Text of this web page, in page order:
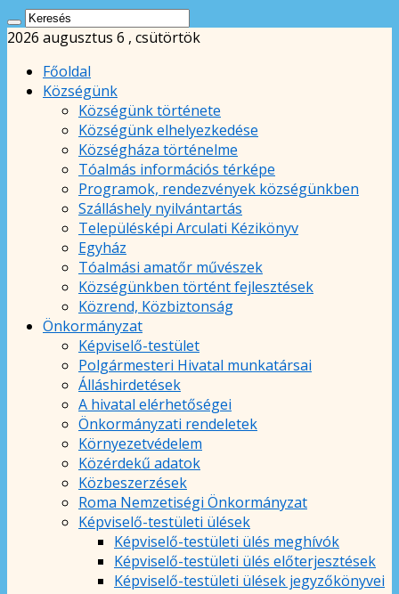
2026 augusztus 6 , csütörtök
Főoldal
Községünk
Községünk története
Községünk elhelyezkedése
Községháza történelme
Tóalmás információs térképe
Programok, rendezvények községünkben
Szálláshely nyilvántartás
Településképi Arculati Kézikönyv
Egyház
Tóalmási amatőr művészek
Községünkben történt fejlesztések
Közrend, Közbiztonság
Önkormányzat
Képviselő-testület
Polgármesteri Hivatal munkatársai
Álláshirdetések
A hivatal elérhetőségei
Önkormányzati rendeletek
Környezetvédelem
Közérdekű adatok
Közbeszerzések
Roma Nemzetiségi Önkormányzat
Képviselő-testületi ülések
Képviselő-testületi ülés meghívók
Képviselő-testületi ülés előterjesztések
Képviselő-testületi ülések jegyzőkönyvei